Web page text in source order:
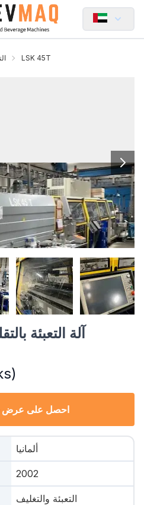
LSK 45T
احصل على
ألمانيا
2002
التعبئة والتغليف